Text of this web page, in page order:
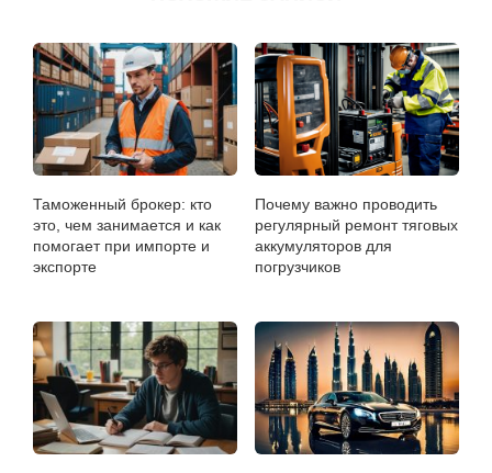
Таможенный брокер: кто
это, чем занимается и как
помогает при импорте и
экспорте
Почему важно проводить
регулярный ремонт тяговых
аккумуляторов для
погрузчиков